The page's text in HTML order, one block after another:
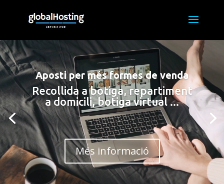
Aposti per més formes de venda
Recollida a botiga, repartiment
a domicili, botiga virtual ...
Més informació
de
vídeo